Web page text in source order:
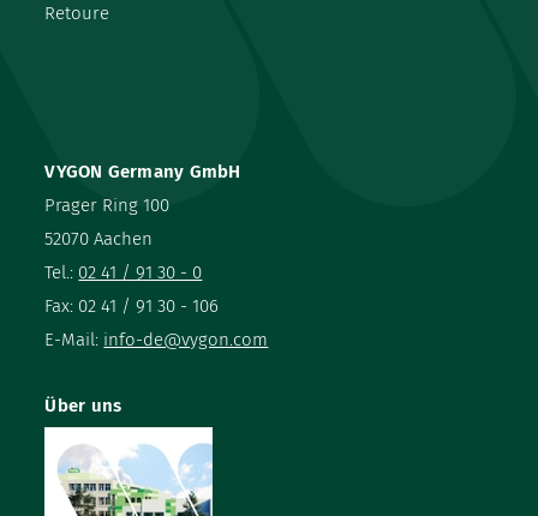
VYGON Germany GmbH
Prager Ring 100
52070 Aachen
Tel.: 02 41 / 91 30 - 0
Fax: 02 41 / 91 30 - 106
E-Mail: info-de@vygon.com
Retoure
Über uns